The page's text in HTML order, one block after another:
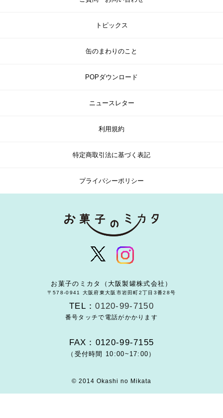
トピックス
缶のまわりのこと
POPダウンロード
ニュースレター
利用規約
特定商取引法に基づく表記
プライバシーポリシー
お菓子のミカタ（大阪製罐株式会社）
〒578-0941 大阪府東大阪市岩田町2丁目3番28号
TEL：0120-99-7150
番号タッチで電話がかかります
FAX：0120-99-7155
（受付時間 10:00~17:00）
© 2014 Okashi no Mikata